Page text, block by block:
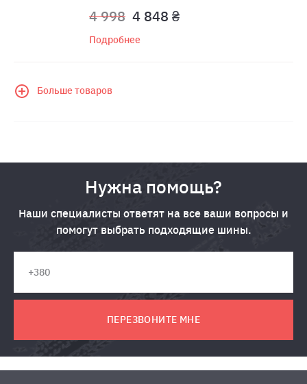
4 998 4 848 ₴
Подробнее
Больше товаров
Нужна помощь?
Наши специалисты ответят на все ваши вопросы и
помогут выбрать подходящие шины.
ПЕРЕЗВОНИТЕ МНЕ